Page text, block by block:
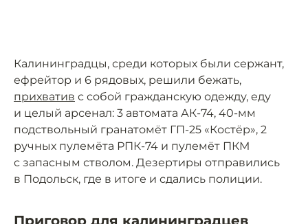
Калининградцы, среди которых были сержант,
ефрейтор и 6 рядовых, решили бежать,
прихватив с собой гражданскую одежду, еду
и целый арсенал: 3 автомата АК-74, 40-мм
подствольный гранатомёт ГП-25 «Костёр», 2
ручных пулемёта РПК-74 и пулемёт ПКМ
с запасным стволом. Дезертиры отправились
в Подольск, где в итоге и сдались полиции.